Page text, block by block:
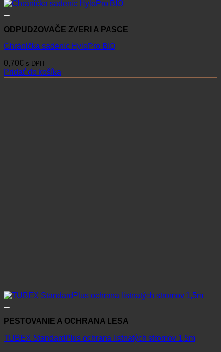
ODPUDZOVAČE ZVERI A PASCE
Chránička sadeníc HyloPro BIO
0,70€ s DPH
Pridať do košíka
PESTOVANIE A OCHRANA LESA
TUBEX StandardPlus ochrana listnatých stromov 1,5m